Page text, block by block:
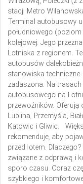
stacji Metro
Terminal autobusowy
południowego
kolejowej. Jego
Lotniska z regionem.
autobusów
stanowiska
zadaszona. Na
autobusowego na
przewoźników. Oferują
Lublina, Przemyśla,
Katowic i Gliwic.
rekomenduje, aby
przed lotem.
związane z odprawą i
sporo czasu. Coraz
szybkiego i